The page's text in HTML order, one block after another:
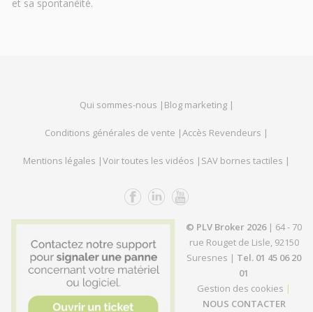
et sa spontanéité.
Qui sommes-nous | Blog marketing |
Conditions générales de vente |Accès Revendeurs |
Mentions légales |Voir toutes les vidéos | SAV bornes tactiles |
© PLV Broker 2026| 64 - 70
rue Rouget de Lisle, 92150
Suresnes | Tel. 01 45 06 20
01
Gestion des cookies |
NOUS CONTACTER